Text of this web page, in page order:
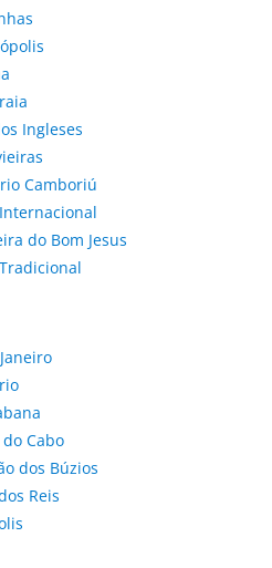
Ingleses
Camboriú
do Bom Jesus
Cabo
dos Búzios
Reis